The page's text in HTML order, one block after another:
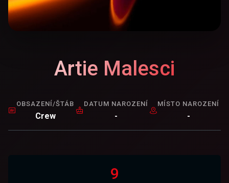
Artie Malesci
OBSAZENÍ/ŠTÁB
Crew
DATUM NAROZENÍ
-
MÍSTO NAROZENÍ
-
9